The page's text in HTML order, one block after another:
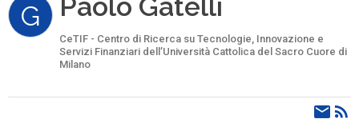
G Paolo Gatelli
CeTIF - Centro di Ricerca su Tecnologie, Innovazione e
Servizi Finanziari dell’Università Cattolica del Sacro Cuore di
Milano